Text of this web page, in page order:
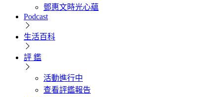
鄧惠文時光心蘊
Podcast
生活百科
評 鑑
活動進行中
查看評鑑報告